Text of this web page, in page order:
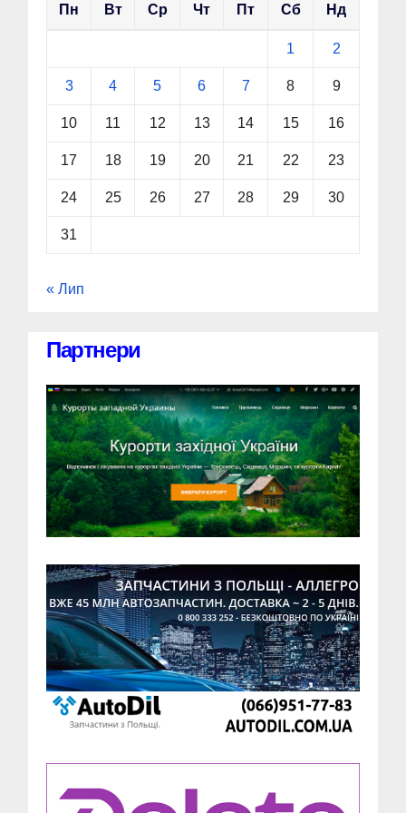
Пн Вт Ср Чт Пт Сб Нд
1 2
3 4 5 6 7 8 9
10 11 12 13 14 15 16
17 18 19 20 21 22 23
24 25 26 27 28 29 30
31
« Лип
Партнери